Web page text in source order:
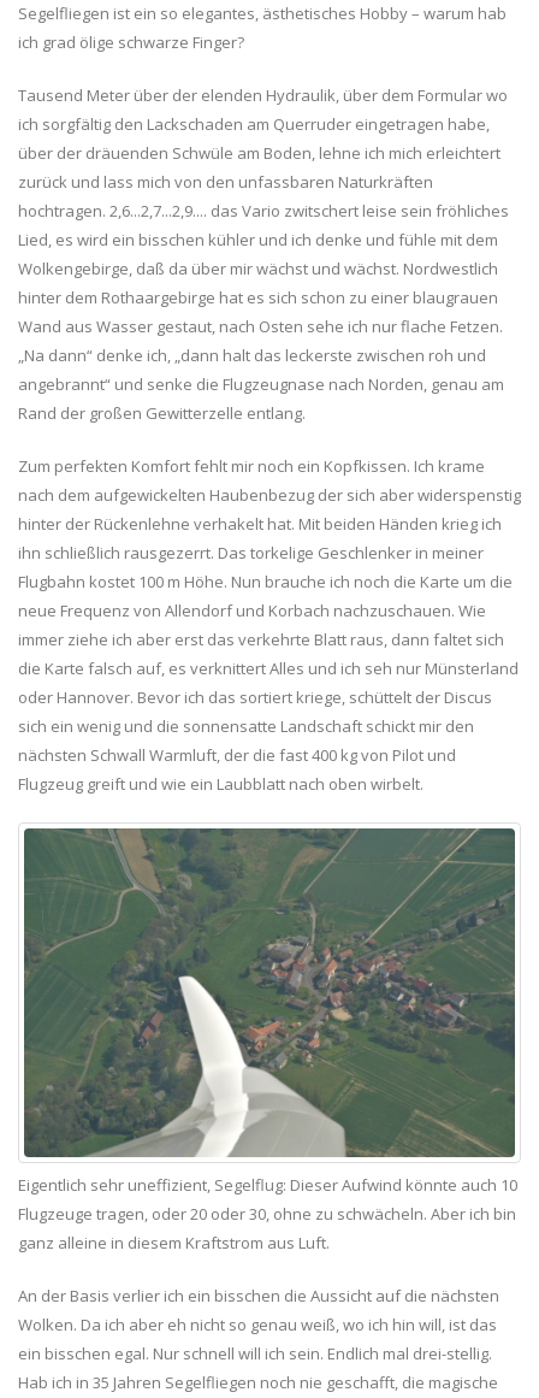
Segelfliegen ist ein so elegantes, ästhetisches Hobby – warum hab
ich grad ölige schwarze Finger?
Tausend Meter über der elenden Hydraulik, über dem Formular wo
ich sorgfältig den Lackschaden am Querruder eingetragen habe,
über der dräuenden Schwüle am Boden, lehne ich mich erleichtert
zurück und lass mich von den unfassbaren Naturkräften
hochtragen. 2,6...2,7...2,9.... das Vario zwitschert leise sein fröhliches
Lied, es wird ein bisschen kühler und ich denke und fühle mit dem
Wolkengebirge, daß da über mir wächst und wächst. Nordwestlich
hinter dem Rothaargebirge hat es sich schon zu einer blaugrauen
Wand aus Wasser gestaut, nach Osten sehe ich nur flache Fetzen.
„Na dann“ denke ich, „dann halt das leckerste zwischen roh und
angebrannt“ und senke die Flugzeugnase nach Norden, genau am
Rand der großen Gewitterzelle entlang.
Zum perfekten Komfort fehlt mir noch ein Kopfkissen. Ich krame
nach dem aufgewickelten Haubenbezug der sich aber widerspenstig
hinter der Rückenlehne verhakelt hat. Mit beiden Händen krieg ich
ihn schließlich rausgezerrt. Das torkelige Geschlenker in meiner
Flugbahn kostet 100 m Höhe. Nun brauche ich noch die Karte um die
neue Frequenz von Allendorf und Korbach nachzuschauen. Wie
immer ziehe ich aber erst das verkehrte Blatt raus, dann faltet sich
die Karte falsch auf, es verknittert Alles und ich seh nur Münsterland
oder Hannover. Bevor ich das sortiert kriege, schüttelt der Discus
sich ein wenig und die sonnensatte Landschaft schickt mir den
nächsten Schwall Warmluft, der die fast 400 kg von Pilot und
Flugzeug greift und wie ein Laubblatt nach oben wirbelt.
Eigentlich sehr uneffizient, Segelflug: Dieser Aufwind könnte auch 10
Flugzeuge tragen, oder 20 oder 30, ohne zu schwächeln. Aber ich bin
ganz alleine in diesem Kraftstrom aus Luft.
An der Basis verlier ich ein bisschen die Aussicht auf die nächsten
Wolken. Da ich aber eh nicht so genau weiß, wo ich hin will, ist das
ein bisschen egal. Nur schnell will ich sein. Endlich mal drei-stellig.
Hab ich in 35 Jahren Segelfliegen noch nie geschafft, die magische